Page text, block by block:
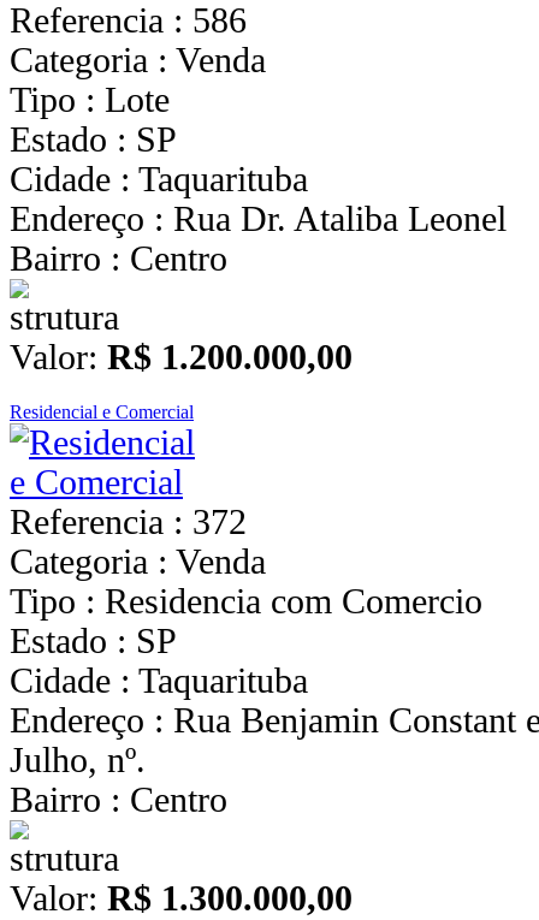
Referencia : 586
Categoria : Venda
Tipo : Lote
Estado : SP
Cidade : Taquarituba
Endereço : Rua Dr. Ataliba Leonel
Bairro : Centro
Valor: R$ 1.200.000,00
Residencial e Comercial
Referencia : 372
Categoria : Venda
Tipo : Residencia com Comercio
Estado : SP
Cidade : Taquarituba
Endereço : Rua Benjamin Constant
Julho, nº.
Bairro : Centro
Valor: R$ 1.300.000,00